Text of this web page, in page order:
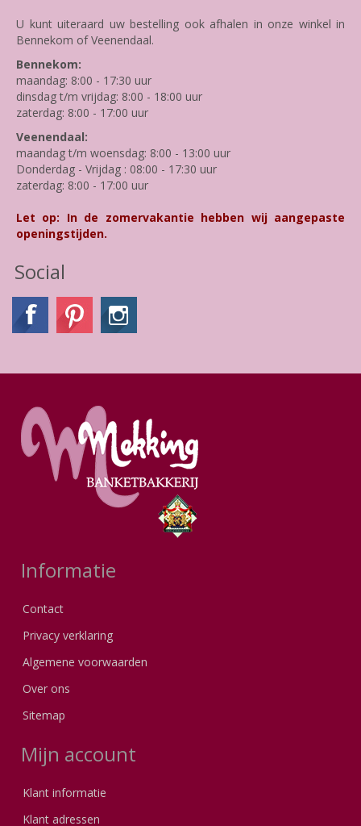
U kunt uiteraard uw bestelling ook afhalen in onze winkel in
Bennekom of Veenendaal.
Bennekom:
maandag: 8:00 - 17:30 uur
dinsdag t/m vrijdag: 8:00 - 18:00 uur
zaterdag: 8:00 - 17:00 uur
Veenendaal:
maandag t/m woensdag: 8:00 - 13:00 uur
Donderdag - Vrijdag : 08:00 - 17:30 uur
zaterdag: 8:00 - 17:00 uur
Let op: In de zomervakantie hebben wij aangepaste
openingstijden.
Social
Informatie
Contact
Privacy verklaring
Algemene voorwaarden
Over ons
Sitemap
Mijn account
Klant informatie
Klant adressen